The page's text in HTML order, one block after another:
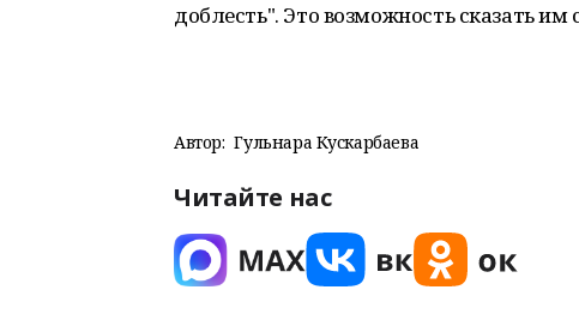
доблесть". Это возможность сказать им
Автор: Гульнара Кускарбаева
Читайте нас